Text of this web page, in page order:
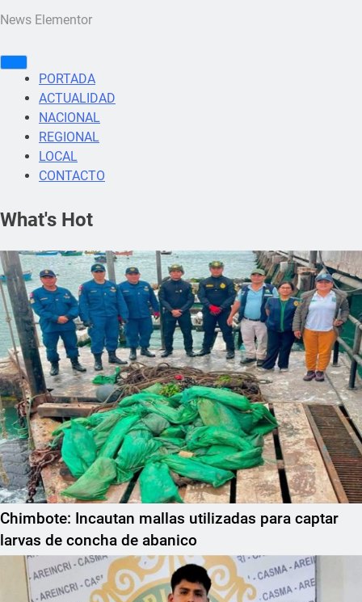
News Elementor
PORTADA
ACTUALIDAD
NACIONAL
REGIONAL
LOCAL
CONTACTO
What's Hot
Chimbote: Incautan mallas utilizadas para captar
larvas de concha de abanico